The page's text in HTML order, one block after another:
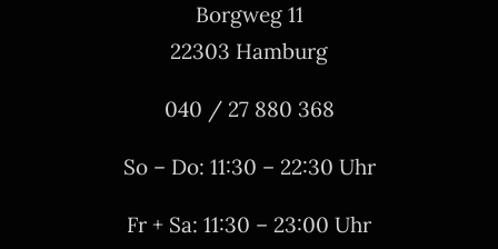
Borgweg 11
22303 Hamburg
040 / 27 880 368
So – Do: 11:30 – 22:30 Uhr
Fr + Sa: 11:30 – 23:00 Uhr